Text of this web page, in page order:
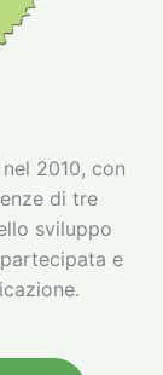
2010, con
di tre
sviluppo
e